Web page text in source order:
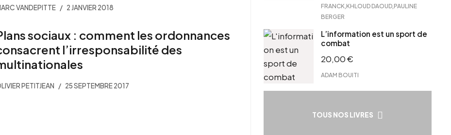
VANDEPITTE 2 JANVIER 2018
sociaux : comment les ordonnances
l’irresponsabilité des
PETITJEAN 25 SEPTEMBRE 2017
FRANCK KHLOUD DAOUD PAULINE
BERGER
L’information est un sport de
combat
20,00€
ADAM BOUITI
TOUS NOS LIVRES